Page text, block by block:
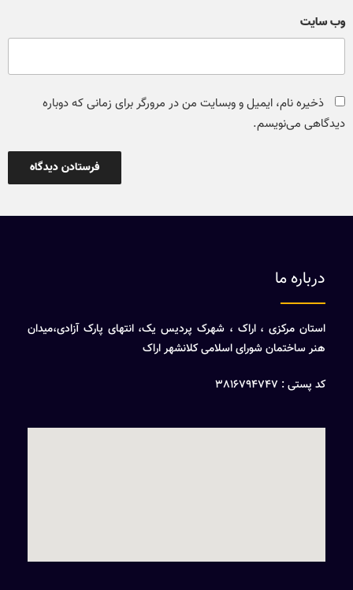
وب‌ سایت
ذخیره نام، ایمیل و وبسایت من در مرورگر برای زمانی که دوباره
دیدگاهی می‌نویسم.
درباره ما
استان مرکزی ، اراک ، شهرک پردیس یک، انتهای پارک آزادی،میدان
هنر ساختمان شورای اسلامی کلانشهر اراک
کد پستی : 3816794747